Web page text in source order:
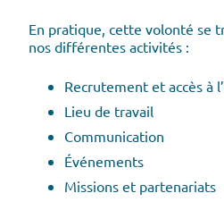
En pratique, cette volonté se
nos différentes activités :
Recrutement et accès à
Lieu de travail
Communication
Événements
Missions et partenariats